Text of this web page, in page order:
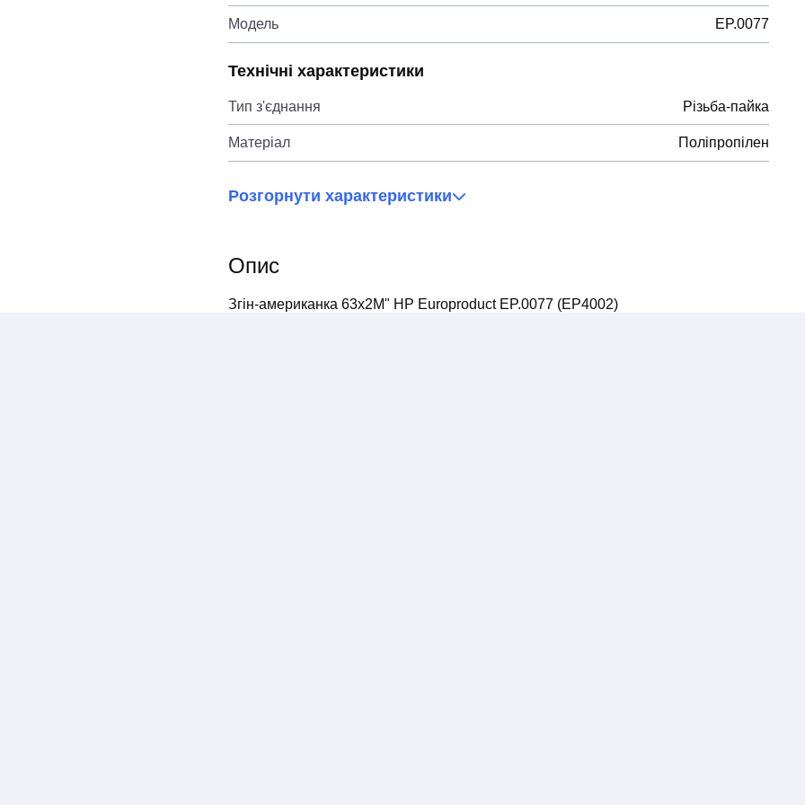
Модель EP.0077
Технічні характеристики
Тип з'єднання Різьба-пайка
Матеріал Поліпропілен
Розгорнути характеристики
Опис
Згін-американка 63x2M" НР Europroduct EP.0077 (EP4002)